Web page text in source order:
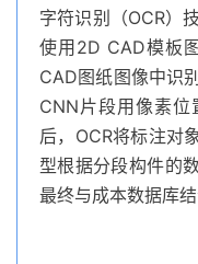
字符识别（OCR）
使用2D CAD模板
CAD图纸图像中识
CNN片段用像素
后，OCR将标注对
型根据分段构件的
最终与成本数据库